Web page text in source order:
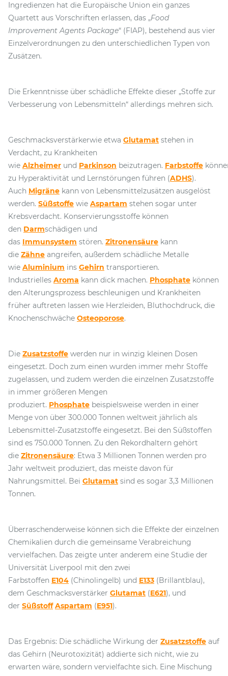
Ingredienzen hat die Europäische Union ein ganzes
Quartett aus Vorschriften erlassen, das „Food
Improvement Agents Package“ (FIAP), bestehend aus vier
Einzelverordnungen zu den unterschiedlichen Typen von
Zusätzen.
Die Erkenntnisse über schädliche Effekte dieser „Stoffe zur
Verbesserung von Lebensmitteln“ allerdings mehren sich.
Geschmacksverstärkerwie etwa Glutamat stehen in
Verdacht, zu Krankheiten
wie Alzheimer und Parkinson beizutragen. Farbstoffe
zu Hyperaktivität und Lernstörungen führen (ADHS).
Auch Migräne kann von Lebensmittelzusätzen ausgelöst
werden. Süßstoffe wie Aspartam stehen sogar unter
Krebsverdacht. Konservierungsstoffe können
den Darmschädigen und
das Immunsystem stören. Zitronensäure kann
die Zähne angreifen, außerdem schädliche Metalle
wie Aluminium ins Gehirn transportieren.
Industrielles Aroma kann dick machen. Phosphate können
den Alterungsprozess beschleunigen und Krankheiten
früher auftreten lassen wie Herzleiden, Bluthochdruck, die
Knochenschwäche Osteoporose.
Die Zusatzstoffe werden nur in winzig kleinen Dosen
eingesetzt. Doch zum einen wurden immer mehr Stoffe
zugelassen, und zudem werden die einzelnen Zusatzstoffe
in immer größeren Mengen
produziert. Phosphate beispielsweise werden in einer
Menge von über 300.000 Tonnen weltweit jährlich als
Lebensmittel-Zusatzstoffe eingesetzt. Bei den Süßstoffen
sind es 750.000 Tonnen. Zu den Rekordhaltern gehört
die Zitronensäure: Etwa 3 Millionen Tonnen werden pro
Jahr weltweit produziert, das meiste davon für
Nahrungsmittel. Bei Glutamat sind es sogar 3,3 Millionen
Tonnen.
Überraschenderweise können sich die Effekte der einzelnen
Chemikalien durch die gemeinsame Verabreichung
vervielfachen. Das zeigte unter anderem eine Studie der
Universität Liverpool mit den zwei
Farbstoffen E104 (Chinolingelb) und E133 (Brillantblau),
dem Geschmacksverstärker Glutamat (E621), und
der Süßstoff Aspartam (E951).
Das Ergebnis: Die schädliche Wirkung der Zusatzstoffe auf
das Gehirn (Neurotoxizität) addierte sich nicht, wie zu
erwarten wäre, sondern vervielfachte sich. Eine Mischung